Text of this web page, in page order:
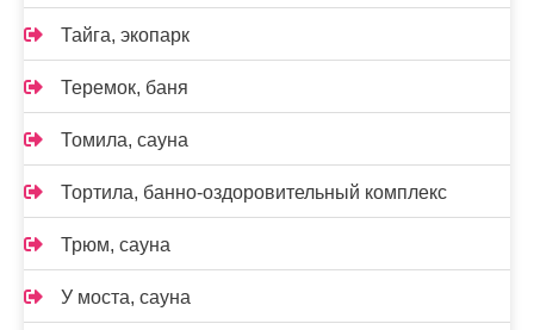
Тайга, экопарк
Теремок, баня
Томила, сауна
Тортила, банно-оздоровительный комплекс
Трюм, сауна
У моста, сауна